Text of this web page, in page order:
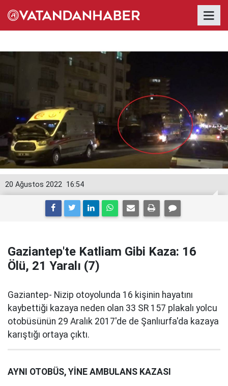
16:54
20 Ağustos 2022
Gaziantep'te Katliam Gibi Kaza: 16
Ölü, 21 Yaralı (7)
Gaziantep- Nizip otoyolunda 16 kişinin hayatını
kaybettiği kazaya neden olan 33 SR 157 plakalı yolcu
otobüsünün 29 Aralık 2017'de de Şanlıurfa'da kazaya
karıştığı ortaya çıktı.
AYNI OTOBÜS, YİNE AMBULANS KAZASI